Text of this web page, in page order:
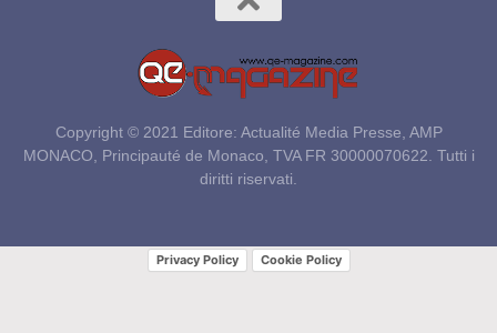
Copyright © 2021 Editore: Actualité Media Presse, AMP
MONACO, Principauté de Monaco, TVA FR 30000070622. Tutti i
diritti riservati.
Privacy Policy Cookie Policy